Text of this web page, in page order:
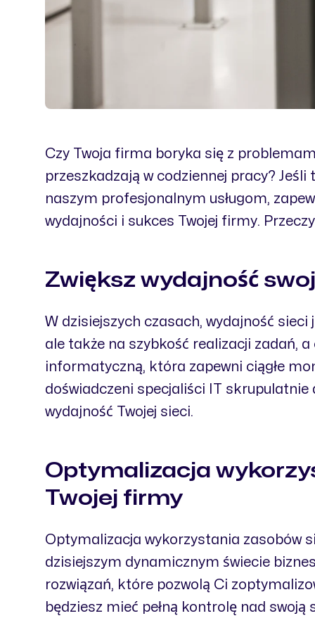
Czy Twoja firma boryka się z
przeszkadzają w codziennej pracy?
naszym profesjonalnym usługom,
wydajności i sukces Twojej firmy.
Zwiększ wydajność
W dzisiejszych czasach, wydajność
ale także na szybkość realizacji zadań,
informatyczną, która zapewni ciągłe
doświadczeni specjaliści IT
wydajność Twojej sieci.
Optymalizacja
Twojej firmy
Optymalizacja wykorzystania zasobów
dzisiejszym dynamicznym świecie
rozwiązań, które pozwolą Ci
będziesz mieć pełną kontrolę nad